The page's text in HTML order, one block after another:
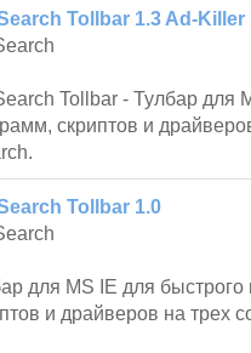
Tollbar 1.3 Ad-
Tollbar - Тулбар для
скриптов и
Tollbar 1.0
для MS IE для
и драйверов на трех